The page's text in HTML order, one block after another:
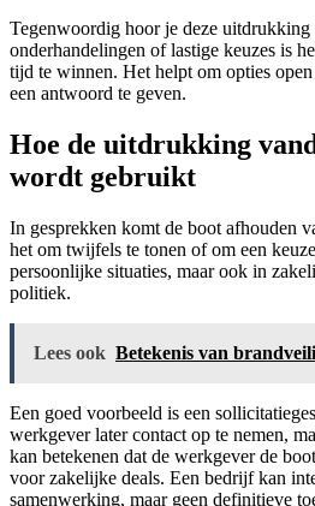
Tegenwoordig hoor je deze
onderhandelingen of lastige keuzes is
tijd te winnen. Het helpt om opties
een antwoord te geven.
Hoe de uitdrukking
wordt gebruikt
In gesprekken komt de boot afhouden
het om twijfels te tonen of om een
persoonlijke situaties, maar ook in
politiek.
Lees ook Betekenis van
Een goed voorbeeld is een
werkgever later contact op te nemen,
kan betekenen dat de werkgever de
voor zakelijke deals. Een bedrijf kan
samenwerking, maar geen definitieve